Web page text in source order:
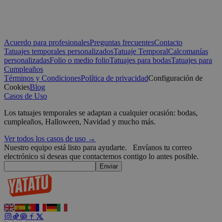
Acuerdo para profesionalesPreguntas frecuentesContacto
Tatuajes temporales personalizadosTatuaje TemporalCalcomanías
personalizadasFolio o medio folioTatuajes para bodasTatuajes para
Cumpleaños
Términos y CondicionesPolítica de privacidadConfiguración de
CookiesBlog
Casos de Uso
Los tatuajes temporales se adaptan a cualquier ocasión: bodas,
cumpleaños, Halloween, Navidad y mucho más.
Ver todos los casos de uso →
Nuestro equipo está listo para ayudarte.
Envíanos tu correo
electrónico si deseas que contactemos contigo lo antes posible.
Enviar
blog.yatatu.com
wp_consent_functional
WordPress
blog.yatatu.com
Google